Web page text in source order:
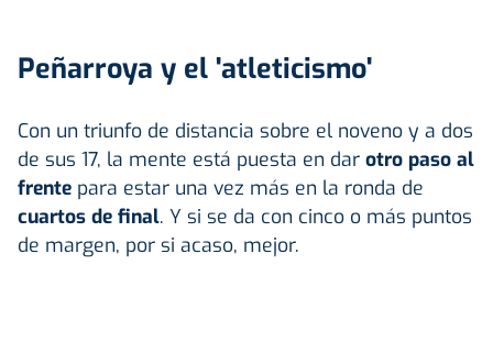
Peñarroya y el 'atleticismo'
Con un triunfo de distancia sobre el noveno y a dos
de sus 17, la mente está puesta en dar otro paso al
frente para estar una vez más en la ronda de
cuartos de final. Y si se da con cinco o más puntos
de margen, por si acaso, mejor.